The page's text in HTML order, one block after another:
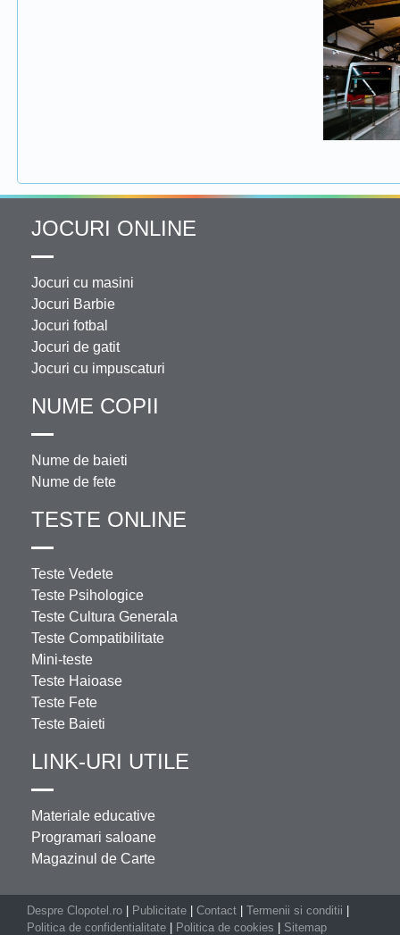
JOCURI ONLINE
Jocuri cu masini
Jocuri Barbie
Jocuri fotbal
Jocuri de gatit
Jocuri cu impuscaturi
NUME COPII
Nume de baieti
Nume de fete
TESTE ONLINE
Teste Vedete
Teste Psihologice
Teste Cultura Generala
Teste Compatibilitate
Mini-teste
Teste Haioase
Teste Fete
Teste Baieti
LINK-URI UTILE
Materiale educative
Programari saloane
Magazinul de Carte
Despre Clopotel.ro Publicitate Contact Termenii si conditii
Politica de confidentialitate
Politica de cookies Sitemap